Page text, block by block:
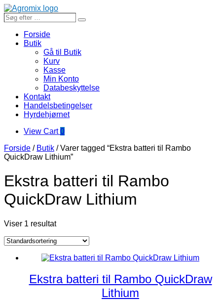
Gå
til
Søg
Search
Forside
Butik
Gå til Butik
Kurv
Kasse
Min Konto
Databeskyttelse
Kontakt
Handelsbetingelser
Hyrdehjørnet
View
cart
View Cart 0
Forside / Butik / Varer tagged “Ekstra batteri til Rambo
QuickDraw Lithium”
Ekstra batteri til Rambo
QuickDraw Lithium
Viser 1 resultat
Ekstra batteri til Rambo QuickDraw
Lithium